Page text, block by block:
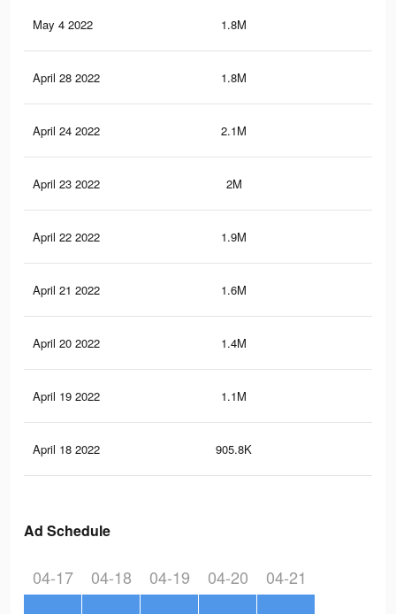
May 4 2022 1.8M
April 28 2022 1.8M
April 24 2022 2.1M
April 23 2022 2M
April 22 2022 1.9M
April 21 2022 1.6M
April 20 2022 1.4M
April 19 2022 1.1M
April 18 2022 905.8K
Ad Schedule
04-17 04-18 04-19 04-20 04-21